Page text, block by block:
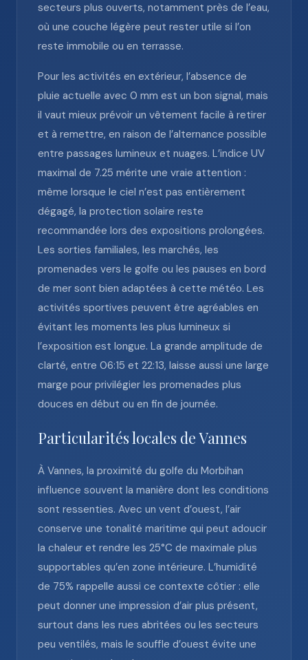
secteurs plus ouverts, notamment près de l’eau,
où une couche légère peut rester utile si l’on
reste immobile ou en terrasse.
Pour les activités en extérieur, l’absence de
pluie actuelle avec 0 mm est un bon signal, mais
il vaut mieux prévoir un vêtement facile à retirer
et à remettre, en raison de l’alternance possible
entre passages lumineux et nuages. L’indice UV
maximal de 7.25 mérite une vraie attention :
même lorsque le ciel n’est pas entièrement
dégagé, la protection solaire reste
recommandée lors des expositions prolongées.
Les sorties familiales, les marchés, les
promenades vers le golfe ou les pauses en bord
de mer sont bien adaptées à cette météo. Les
activités sportives peuvent être agréables en
évitant les moments les plus lumineux si
l’exposition est longue. La grande amplitude de
clarté, entre 06:15 et 22:13, laisse aussi une large
marge pour privilégier les promenades plus
douces en début ou en fin de journée.
Particularités locales de Vannes
À Vannes, la proximité du golfe du Morbihan
influence souvent la manière dont les conditions
sont ressenties. Avec un vent d’ouest, l’air
conserve une tonalité maritime qui peut adoucir
la chaleur et rendre les 25°C de maximale plus
supportables qu’en zone intérieure. L’humidité
de 75% rappelle aussi ce contexte côtier : elle
peut donner une impression d’air plus présent,
surtout dans les rues abritées ou les secteurs
peu ventilés, mais le souffle d’ouest évite une